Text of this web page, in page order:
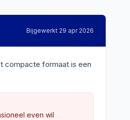
Bijgewerkt 29 apr 2026
compacte formaat is een
even wil